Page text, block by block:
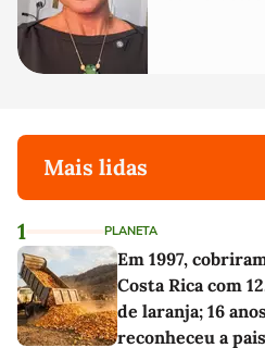
Mais lidas
1 PLANETA
Em 1997,
Costa Rica com
de laranja; 16
reconheceu a